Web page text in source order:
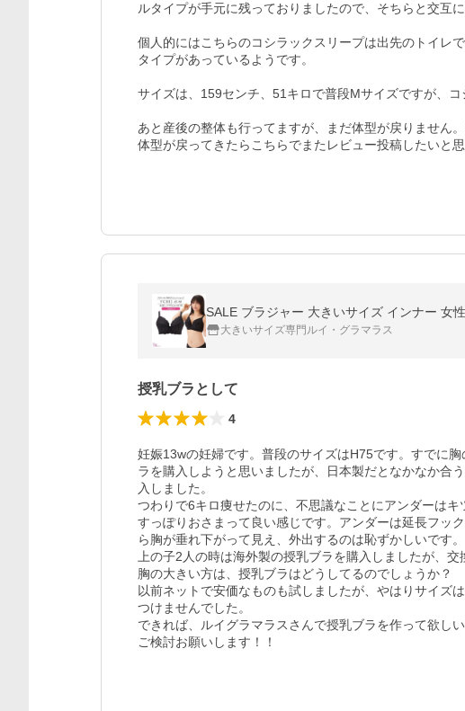
ルタイプが手元に残っておりましたので、そちらと交互に
個人的にはこちらのコシラックスリープは出先のトイレ
タイプがあっているようです。
サイズは、159センチ、51キロで普段Mサイズですが、
あと産後の整体も行ってますが、まだ体型が戻りません
体型が戻ってきたらこちらでまたレビュー投稿したいと思
SALE ブラジャー 大きいサイズ インナー 女
大きいサイズ専門ルイ・グラマラス
授乳ブラとして
4
妊娠13wの妊婦です。普段のサイズはH75です。すでに
ラを購入しようと思いましたが、日本製だとなかなか合
入しました。
つわりで6キロ痩せたのに、不思議なことにアンダーは
すっぽりおさまって良い感じです。アンダーは延長フッ
ら胸が垂れ下がって見え、外出するのは恥ずかしいです。
上の子2人の時は海外製の授乳ブラを購入しましたが、
胸の大きい方は、授乳ブラはどうしてるのでしょうか？
以前ネットで安価なものも試しましたが、やはりサイズ
つけませんでした。
できれば、ルイグラマラスさんで授乳ブラを作って欲しい
ご検討お願いします！！